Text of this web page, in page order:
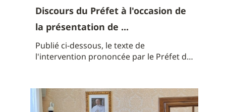
Discours du Préfet à l'occasion de
la présentation de ...
Publié ci-dessous, le texte de
l'intervention prononcée par le Préfet du